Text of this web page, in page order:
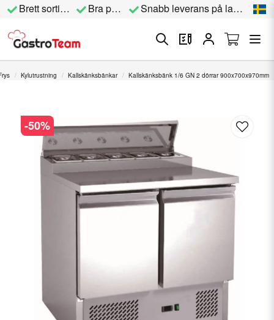
Brett sortiment Bra priser Snabb leverans på lagervara
Kylutrustning Kallskänksbänkar Kallskänksbänk 1/6 GN 2 dörrar 900x700x970mm
-50%